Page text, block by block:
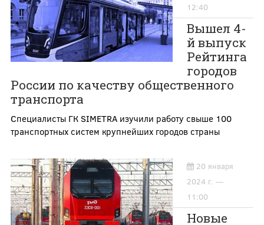
12:40
Вышел 4-
й выпуск
Рейтинга
городов
России по качеству общественного
транспорта
Специалисты ГК SIMETRA изучили работу свыше 100
транспортных систем крупнейших городов страны
20 января
2024 г. —
11:00
Новые